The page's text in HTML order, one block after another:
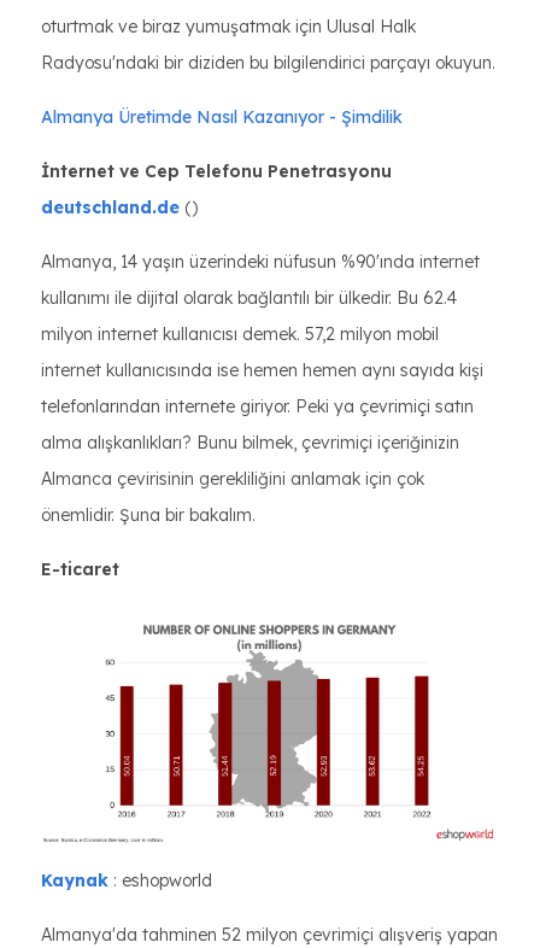
oturtmak ve biraz yumuşatmak için Ulusal Halk
Radyosu'ndaki bir diziden bu bilgilendirici parçayı okuyun.
Almanya Üretimde Nasıl Kazanıyor - Şimdilik
İnternet ve Cep Telefonu Penetrasyonu
deutschland.de ()
Almanya, 14 yaşın üzerindeki nüfusun %90'ında internet
kullanımı ile dijital olarak bağlantılı bir ülkedir. Bu 62.4
milyon internet kullanıcısı demek. 57,2 milyon mobil
internet kullanıcısında ise hemen hemen aynı sayıda kişi
telefonlarından internete giriyor. Peki ya çevrimiçi satın
alma alışkanlıkları? Bunu bilmek, çevrimiçi içeriğinizin
Almanca çevirisinin gerekliliğini anlamak için çok
önemlidir. Şuna bir bakalım.
E-ticaret
Kaynak : eshopworld
Almanya'da tahminen 52 milyon çevrimiçi alışveriş yapan